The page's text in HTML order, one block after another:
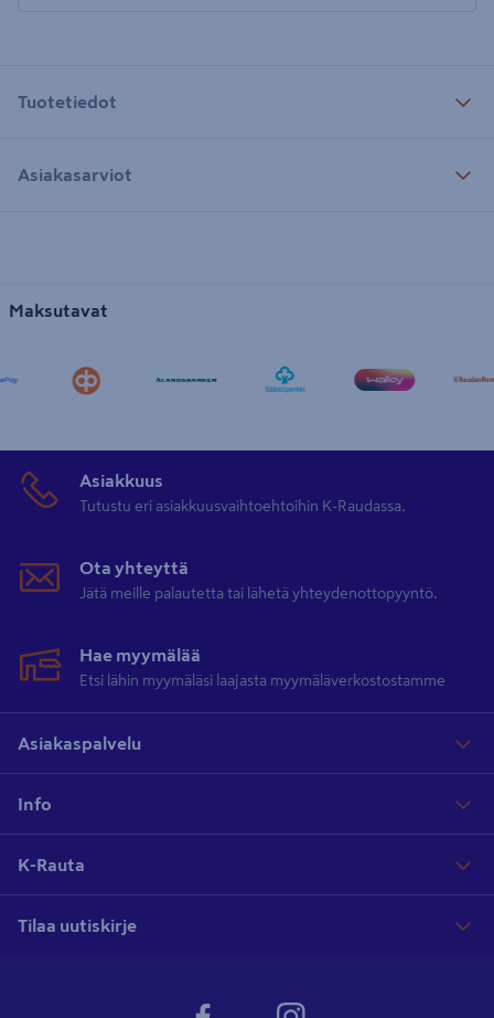
Tuotetiedot
Asiakasarviot
Maksutavat
Asiakkuus
Tutustu eri asiakkuusvaihtoehtoihin K-Raudassa.
Ota yhteyttä
Jätä meille palautetta tai lähetä yhteydenottopyyntö.
Hae myymälää
Etsi lähin myymäläsi laajasta myymäläverkostostamme
Asiakaspalvelu
Info
K-Rauta
Tilaa uutiskirje